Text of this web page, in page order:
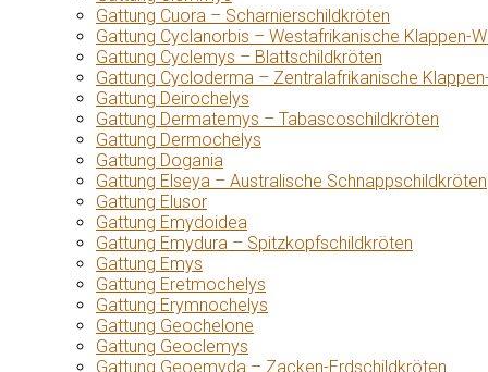
Gattung Cuora – Scharnierschildkröten
Gattung Cyclanorbis – Westafrikanische Klappen-
Gattung Cyclemys – Blattschildkröten
Gattung Cycloderma – Zentralafrikanische
Gattung Deirochelys
Gattung Dermatemys – Tabascoschildkröten
Gattung Dermochelys
Gattung Dogania
Gattung Elseya – Australische Schnappschildkröten
Gattung Elusor
Gattung Emydoidea
Gattung Emydura – Spitzkopfschildkröten
Gattung Emys
Gattung Eretmochelys
Gattung Erymnochelys
Gattung Geochelone
Gattung Geoclemys
Gattung Geoemyda – Zacken-Erdschildkröten